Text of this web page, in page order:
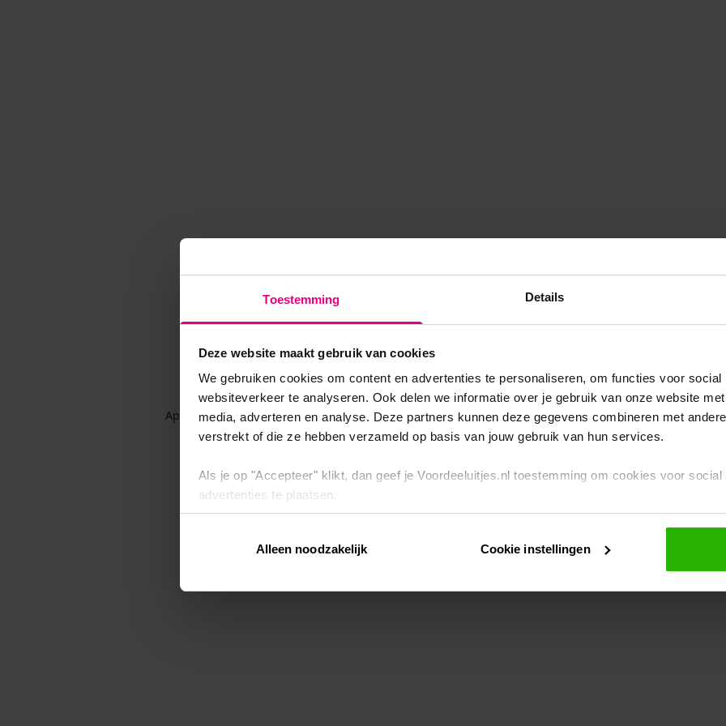
Toestemming Details
Deze website maakt gebruik van cookies
We gebruiken cookies om content en advertenties te personaliseren, om functies voor
websiteverkeer te analyseren. Ook delen we informatie over je gebruik van onze website
media, adverteren en analyse. Deze partners kunnen deze gegevens combineren met
verstrekt of die ze hebben verzameld op basis van jouw gebruik van hun services.
Als je op "Accepteer" klikt, dan geef je Voordeeluitjes.nl toestemming om cookies voor
advertenties te plaatsen.
Via "Cookie instellingen" kun je ook zelf instellen welke cookies worden geplaatst. Je kunt je
intrekken op onscookiebeleid.
Alleen noodzakelijk Cookie instellingen
Application error: a client-side exception has occurred while loadingwww.voordeeluitjes.nl (see the